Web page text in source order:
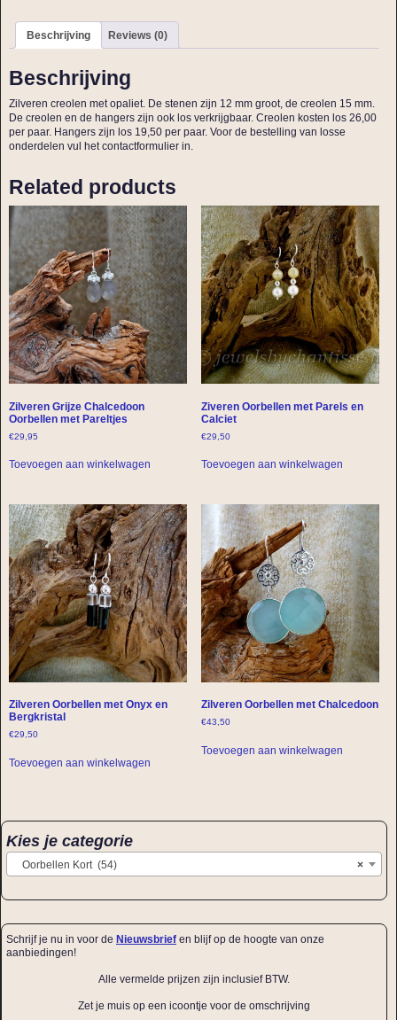
Beschrijving Reviews (0)
Beschrijving
Zilveren creolen met opaliet. De stenen zijn 12 mm groot, de creolen 15 mm.
De creolen en de hangers zijn ook los verkrijgbaar. Creolen kosten los 26,00
per paar. Hangers zijn los 19,50 per paar. Voor de bestelling van losse
onderdelen vul het contactformulier in.
Related products
Zilveren Grijze Chalcedoon
Oorbellen met Pareltjes
€29,95
Toevoegen aan winkelwagen
Ziveren Oorbellen met Parels en
Calciet
€29,50
Toevoegen aan winkelwagen
Zilveren Oorbellen met Onyx en
Bergkristal
€29,50
Toevoegen aan winkelwagen
Zilveren Oorbellen met Chalcedoon
€43,50
Toevoegen aan winkelwagen
Kies je categorie
×
Oorbellen Kort (54)
Schrijf je nu in voor de Nieuwsbrief en blijf op de hoogte van onze
aanbiedingen!
Alle vermelde prijzen zijn inclusief BTW.
Zet je muis op een icoontje voor de omschrijving